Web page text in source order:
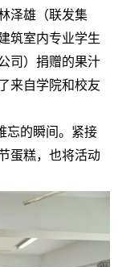
泽雄（联发集
筑室内专业学生
司）捐赠的果汁
来自学院和校友
忘的瞬间。紧接
蛋糕，也将活动